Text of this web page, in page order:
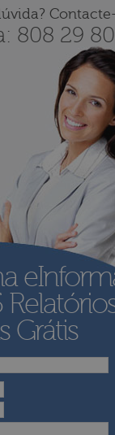
808 29
Grátis